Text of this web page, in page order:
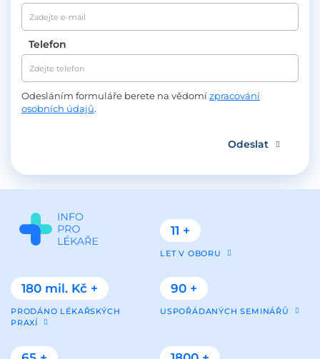
Telefon
Odesláním formuláře berete na vědomízpracování
osobních údajů.
Odeslat
11 +
LET V OBORU
180 mil. Kč +
PRODÁNO LÉKAŘSKÝCH
PRAXÍ
90 +
USPOŘÁDANÝCH SEMINÁŘŮ